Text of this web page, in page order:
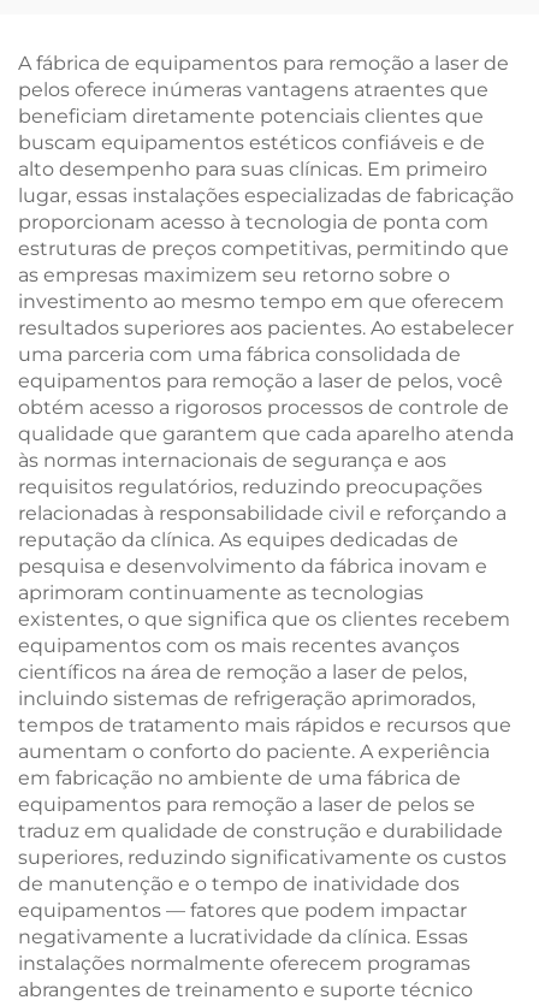
1200 W, 1800 W e 3000
W, e comprimentos de
onda de 755 nm, 808
nm, 940 nm e 1064
nm, aprovada pela
MDR, FDA e MDSAP
Tecnologia de
Resfriamento de 360
Graus e Crioterapia
para Perda de Peso
A fábrica de equipamentos para remoção a laser de
pelos oferece inúmeras vantagens atraentes que
beneficiam diretamente potenciais clientes que
buscam equipamentos estéticos confiáveis e de
alto desempenho para suas clínicas. Em primeiro
lugar, essas instalações especializadas de fabricação
proporcionam acesso à tecnologia de ponta com
estruturas de preços competitivas, permitindo que
as empresas maximizem seu retorno sobre o
investimento ao mesmo tempo em que oferecem
resultados superiores aos pacientes. Ao estabelecer
uma parceria com uma fábrica consolidada de
equipamentos para remoção a laser de pelos, você
obtém acesso a rigorosos processos de controle de
qualidade que garantem que cada aparelho atenda
às normas internacionais de segurança e aos
requisitos regulatórios, reduzindo preocupações
relacionadas à responsabilidade civil e reforçando a
reputação da clínica. As equipes dedicadas de
pesquisa e desenvolvimento da fábrica inovam e
aprimoram continuamente as tecnologias
existentes, o que significa que os clientes recebem
equipamentos com os mais recentes avanços
científicos na área de remoção a laser de pelos,
incluindo sistemas de refrigeração aprimorados,
tempos de tratamento mais rápidos e recursos que
aumentam o conforto do paciente. A experiência
em fabricação no ambiente de uma fábrica de
equipamentos para remoção a laser de pelos se
traduz em qualidade de construção e durabilidade
superiores, reduzindo significativamente os custos
de manutenção e o tempo de inatividade dos
equipamentos — fatores que podem impactar
negativamente a lucratividade da clínica. Essas
instalações normalmente oferecem programas
abrangentes de treinamento e suporte técnico